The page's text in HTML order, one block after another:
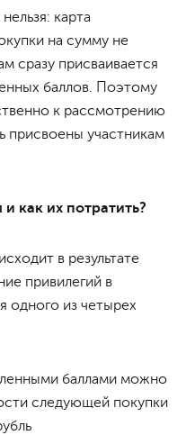
карта
на сумму не
сразу присваивается
баллов. Поэтому
к рассмотрению
присвоены участникам
как их потратить?
в результате
привилегий в
одного из четырех
баллами можно
следующей покупки